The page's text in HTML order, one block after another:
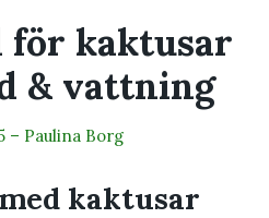
för kaktusar
& vattning
– Paulina Borg
kaktusar